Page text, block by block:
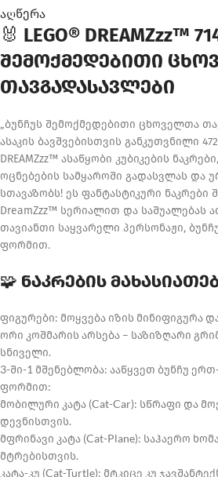
აღწერა
🐰 LEGO® DREAMZzz™
შემოქმედებითი
თავგადასავლები
„ბუნჩუს შემოქმედებითი ცხოველთა
ასაკის ბავშვებისთვის განკუთვნილი
DREAMZzz™ ასაწყობი კუბიკების
ოცნებების სამყაროში გადასვლას და
სთავაზობს! ეს ფანტასტიკური ნაკრები
DreamZzz™ სერიალით და საშუალებას
თავიანთი საყვარელი პერსონაჟი,
ფორმით.
🧩 ნაკრების
ფიგურები: მოყვება იზის მინიფიგურა
ორი კოშმარის არსება – საზიზღარი
სნიველი.
3-ში-1 მშენებლობა: ააწყვეთ ბუნჩუ
ფორმით:
მობილური კატა (Cat-Car): სწრაფი და
დევნისთვის.
მფრინავი კატა (Cat-Plane): საჰაერო
მტრებისთვის.
კატა-კუ (Cat-Turtle): მტკიცე კუ